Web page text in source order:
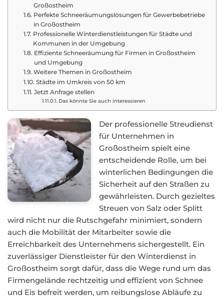
Großostheim
Perfekte Schneeräumungslösungen für Gewerbebetriebe
in Großostheim
Professionelle Winterdienstleistungen für Städte und
Kommunen in der Umgebung
Effiziente Schneeräumung für Firmen in Großostheim
und Umgebung
Weitere Themen in Großostheim
Städte im Umkreis von 50 km
Jetzt Anfrage stellen
Das könnte Sie auch interessieren
Der professionelle Streudienst
für Unternehmen in
Großostheim spielt eine
entscheidende Rolle, um bei
winterlichen Bedingungen die
Sicherheit auf den Straßen zu
gewährleisten. Durch gezieltes
Streuen von Salz oder Splitt
wird nicht nur die Rutschgefahr minimiert, sondern
auch die Mobilität der Mitarbeiter sowie die
Erreichbarkeit des Unternehmens sichergestellt. Ein
zuverlässiger Dienstleister für den Winterdienst in
Großostheim sorgt dafür, dass die Wege rund um das
Firmengelände rechtzeitig und effizient von Schnee
und Eis befreit werden, um reibungslose Abläufe zu